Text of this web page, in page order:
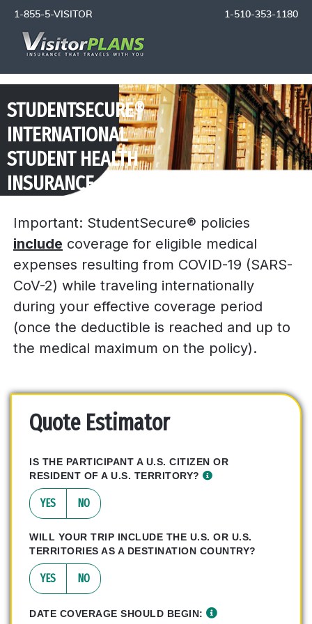
1-855-5-VISITOR 1-510-353-1180